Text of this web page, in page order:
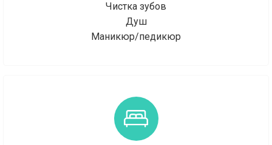
Чистка зубов
Душ
Маникюр/педикюр